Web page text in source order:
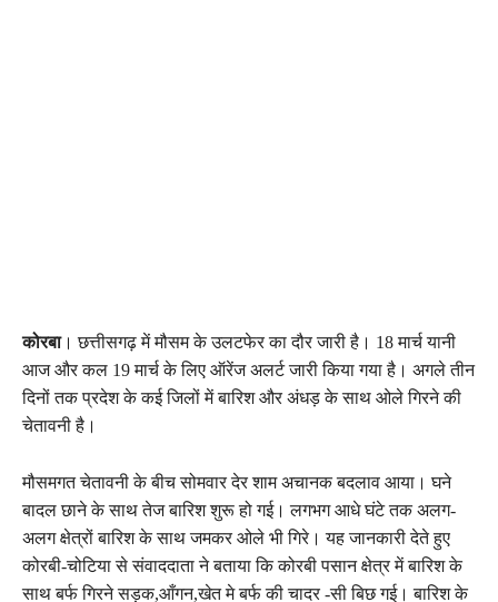
कोरबा। छत्तीसगढ़ में मौसम के उलटफेर का दौर जारी है। 18 मार्च यानी
आज और कल 19 मार्च के लिए ऑरेंज अलर्ट जारी किया गया है। अगले तीन
दिनों तक प्रदेश के कई जिलों में बारिश और अंधड़ के साथ ओले गिरने की
चेतावनी है।
मौसमगत चेतावनी के बीच सोमवार देर शाम अचानक बदलाव आया। घने
बादल छाने के साथ तेज बारिश शुरू हो गई। लगभग आधे घंटे तक अलग-
अलग क्षेत्रों बारिश के साथ जमकर ओले भी गिरे। यह जानकारी देते हुए
कोरबी-चोटिया से संवाददाता ने बताया कि कोरबी पसान क्षेत्र में बारिश के
साथ बर्फ गिरने सड़क,आँगन,खेत मे बर्फ की चादर -सी बिछ गई। बारिश के